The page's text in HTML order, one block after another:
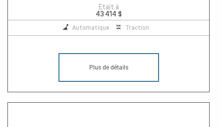
Etait à
43 414 $
Automatique Traction
Plus de détails